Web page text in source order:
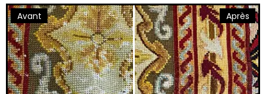
Avant Après